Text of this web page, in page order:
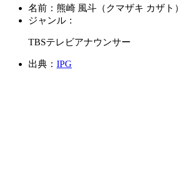
名前： 熊崎 風斗（クマザキ カザト）
ジャンル：
TBSテレビアナウンサー
出典： IPG